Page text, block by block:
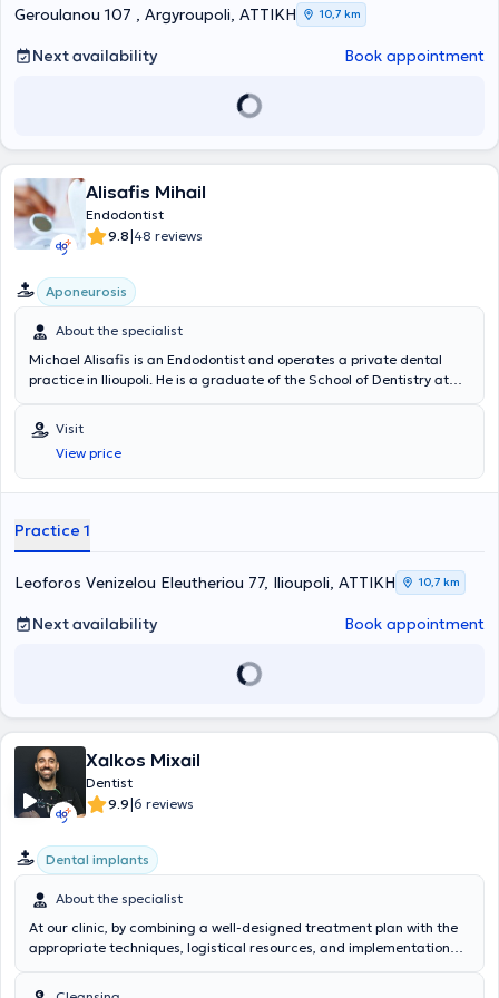
Geroulanou 107 , Argyroupoli, ΑΤΤΙΚΗ 10,7 km
Next availability Book appointment
Alisafis Mihail
Endodontist
9.8|48 reviews
Aponeurosis
About the specialist
Michael Alisafis is an Endodontist and operates a private dental
practice in Ilioupoli. He is a graduate of the School of Dentistry at
training program in Endodontics. His professional experience is
derived from his private practice and a clinical specialization in
Amsterdam. In his private practice, endodontic treatments are
provided using a microscope, ultrasonic devices, and vertical
the Association of Greek Endodontists, and has been actively
abroad.
Visit
View price
Practice 1
Leoforos Venizelou Eleutheriou 77, Ilioupoli, ΑΤΤΙΚΗ 10,7 km
Next availability Book appointment
Xalkos Mixail
Dentist
9.9|6 reviews
Dental implants
About the specialist
At our clinic, by combining a well-designed treatment plan with the
appropriate techniques, logistical resources, and implementation
science closely linked to many aspects of daily life and human well-